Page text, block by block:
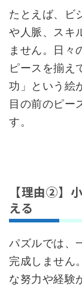
たとえば、ビ
や人脈、スキ
ません。日々
ピースを揃え
功」という絵
目の前のピー
す。
【理由②】
える
パズルでは、
完成しません
な努力や経験